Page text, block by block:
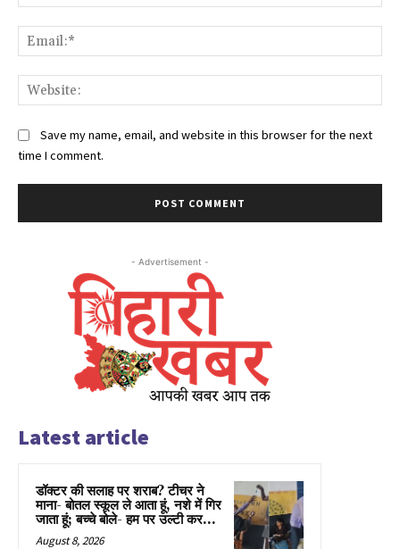
Save my name, email, and website in this browser for the next
time I comment.
- Advertisement -
Latest article
डॉक्टर की सलाह पर शराब? टीचर ने
माना- बोतल स्कूल ले आता हूं, नशे में गिर
जाता हूं; बच्चे बोले- हम पर उल्टी कर...
August 8, 2026